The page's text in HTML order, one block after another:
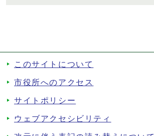
このサイトについて
市役所へのアクセス
サイトポリシー
ウェブアクセシビリティ